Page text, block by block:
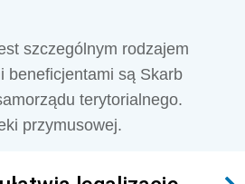
szczególnym rodzajem
beneficjentami są Skarb
terytorialnego.
przymusowej.